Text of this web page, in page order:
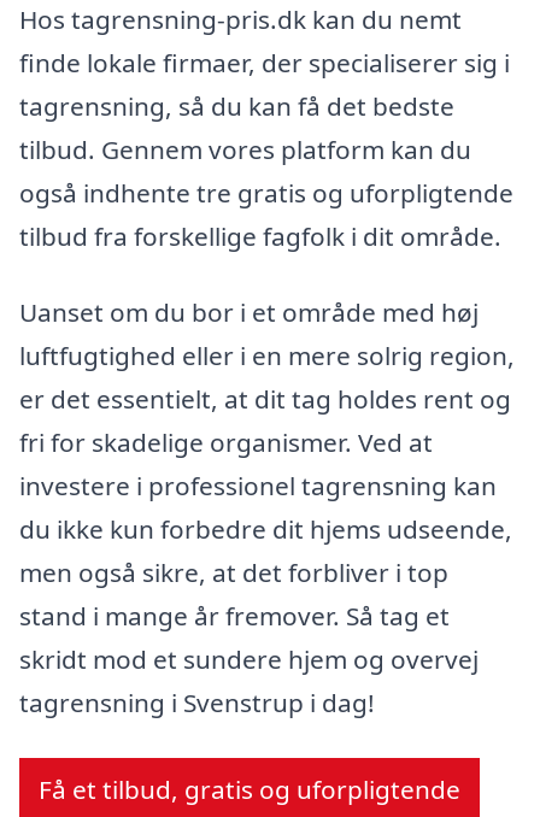
Hos tagrensning-pris.dk kan du nemt
finde lokale firmaer, der specialiserer sig i
tagrensning, så du kan få det bedste
tilbud. Gennem vores platform kan du
også indhente tre gratis og uforpligtende
tilbud fra forskellige fagfolk i dit område.
Uanset om du bor i et område med høj
luftfugtighed eller i en mere solrig region,
er det essentielt, at dit tag holdes rent og
fri for skadelige organismer. Ved at
investere i professionel tagrensning kan
du ikke kun forbedre dit hjems udseende,
men også sikre, at det forbliver i top
stand i mange år fremover. Så tag et
skridt mod et sundere hjem og overvej
tagrensning i Svenstrup i dag!
Få et tilbud, gratis og uforpligtende